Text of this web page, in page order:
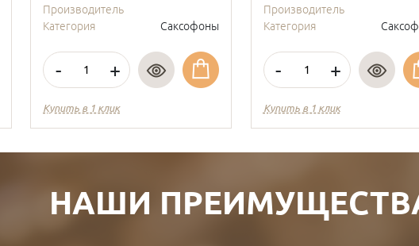
Производитель
Категория
Саксофоны
- +
Купить в 1 клик
Производитель
Категория
- +
Купить в 1 клик
НАШИ